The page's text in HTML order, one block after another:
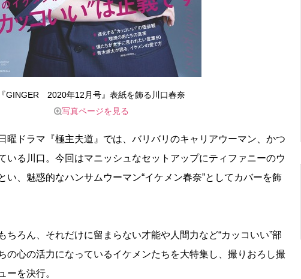
『GINGER 2020年12月号』表紙を飾る川口春奈
写真ページを見る
ドラマ『極主夫道』では、バリバリのキャリアウーマン、かつ
いる川口。今回はマニッシュなセットアップにティファニーのウ
い、魅惑的なハンサムウーマン“イケメン春奈”としてカバーを飾
ろん、それだけに留まらない才能や人間力など“カッコいい”部
の心の活力になっているイケメンたちを大特集し、撮りおろし撮
ーを決行。